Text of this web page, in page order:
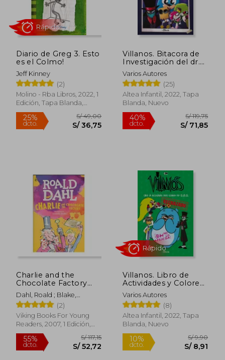
55%
dcto. S/ 61,32
55%
dcto.
Diario de Greg 3. Esto
es el Colmo!
Jeff Kinney
(2)
Molino - Rba Libros, 2022, 1
Edición, Tapa Blanda,
Nuevo
25%
dcto.
S/ 49,00
S/ 36,75
Rápido
Villanos. Bitacora de
Investigación del dr.
Flug
Varios Autores
(25)
Altea Infantil, 2022, Tapa
Blanda, Nuevo
40%
dcto. S/
Charlie and the
Chocolate Factory
(en Inglés)
Dahl, Roald ; Blake,
Quentin
(2)
Viking Books For Young
Readers, 2007, 1 Edición,
Tapa Blanda, Nuevo
Villanos. Libro de
Actividades y Colorear
Para Villanos por 505
Varios Autores
(8)
Altea Infantil, 2022, Tapa
Blanda, Nuevo